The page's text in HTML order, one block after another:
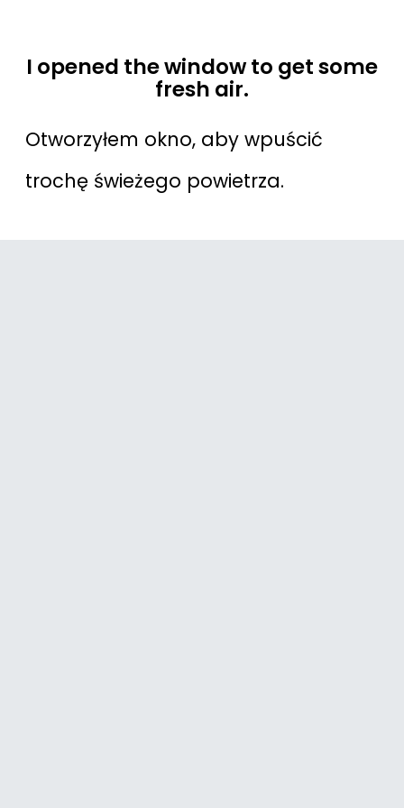
I opened the window to get some
fresh air.
Otworzyłem okno, aby wpuścić
trochę świeżego powietrza.